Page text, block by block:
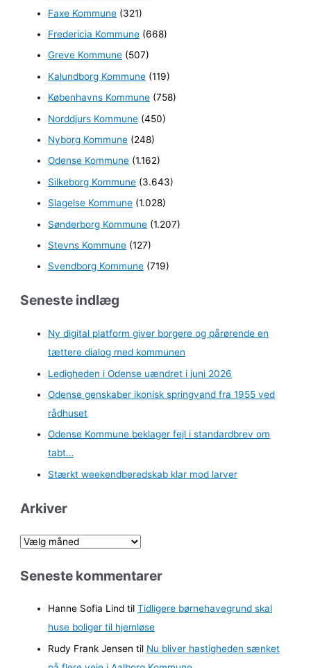
Faxe Kommune (321)
Fredericia Kommune (668)
Greve Kommune (507)
Kalundborg Kommune (119)
Københavns Kommune (758)
Norddjurs Kommune (450)
Nyborg Kommune (248)
Odense Kommune (1.162)
Silkeborg Kommune (3.643)
Slagelse Kommune (1.028)
Sønderborg Kommune (1.207)
Stevns Kommune (127)
Svendborg Kommune (719)
Seneste indlæg
Ny digital platform giver borgere og pårørende en
tættere dialog med kommunen
Ledigheden i Odense uændret i juni 2026
Odense genskaber ikonisk springvand fra 1955 ved
rådhuset
Odense Kommune beklager fejl i standardbrev om
tabt…
Stærkt weekendberedskab klar mod larver
Arkiver
A
k
Seneste kommentarer
Hanne Sofia Lind tilTidligere børnehavegrund skal
huse boliger til hjemløse
Rudy Frank Jensen til Nu bliver hastigheden sænket